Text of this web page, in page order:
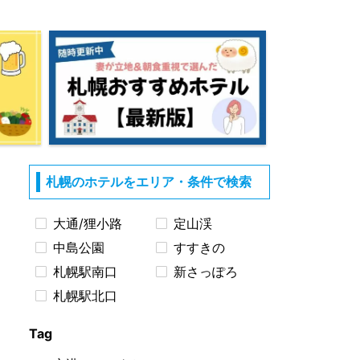
札幌のホテルをエリア・条件で検索
大通/狸小路
定山渓
中島公園
すすきの
札幌駅南口
新さっぽろ
札幌駅北口
Tag